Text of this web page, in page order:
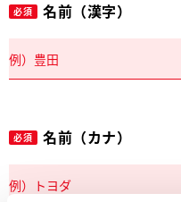
必須 名前（漢字）
必須 名前（カナ）